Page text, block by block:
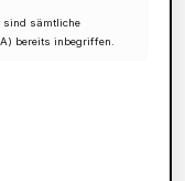
sind sämtliche
bereits inbegriffen.